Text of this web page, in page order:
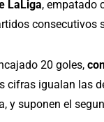
LaLiga, empatado
consecutivos
20 goles,
cifras igualan las
y suponen el